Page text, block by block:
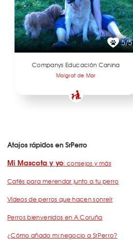
5/5
Companys Educación Canina
Malgrat de Mar
Atajos rápidos en SrPerro
Mi Mascota y yo: consejos y más
Cafés para merendar junto a tu perro
Vídeos de perros que hacen sonreír
Perros bienvenidos en A Coruña
¿Cómo añado mi negocio a SrPerro?